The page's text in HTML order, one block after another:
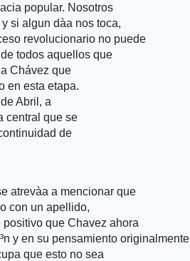
popular. Nosotros
si algun dà­a nos toca,
revolucionario no puede
todos aquellos que
Chávez que
en esta etapa.
Abril, a
central que se
de
atrevà­a a mencionar que
con un apellido,
que Chavez ahora
y en su pensamiento originalmente
que esto no sea